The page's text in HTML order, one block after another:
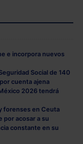
e incorpora nuevos
Social de 140
cuenta ajena
2026 tendrá
forenses en Ceuta
por acosar a su
constante en su